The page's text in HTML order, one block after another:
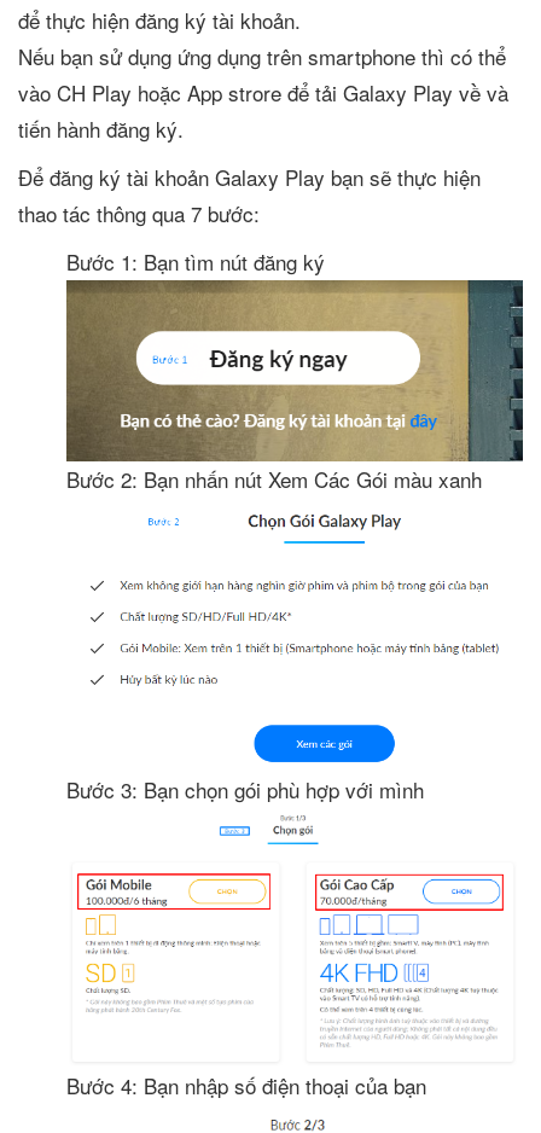
để thực hiện đăng ký tài khoản.
Nếu bạn sử dụng ứng dụng trên smartphone thì có thể
vào CH Play hoặc App strore để tải Galaxy Play về và
tiến hành đăng ký.
Để đăng ký tài khoản Galaxy Play bạn sẽ thực hiện
thao tác thông qua 7 bước:
Bước 1: Bạn tìm nút đăng ký
Bước 2: Bạn nhấn nút Xem Các Gói màu xanh
Bước 3: Bạn chọn gói phù hợp với mình
Bước 4: Bạn nhập số điện thoại của bạn